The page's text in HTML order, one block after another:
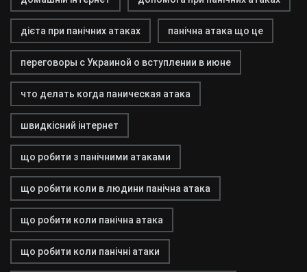
дієта при панічних атаках панічна атака що це
переговоры с Украиной о вступлении в июне
что делать когда паническая атака
швидкісний інтернет
що робити з панічними атаками
що робити коли в людини панічна атака
що робити коли панічна атака
що робити коли панічні атаки